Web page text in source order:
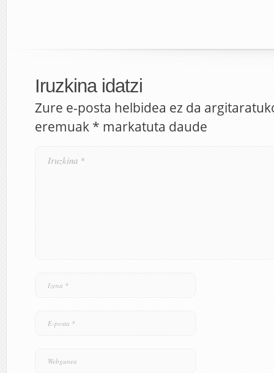
Iruzkina idatzi
Zure e-posta helbidea ez da
eremuak * markatuta daude